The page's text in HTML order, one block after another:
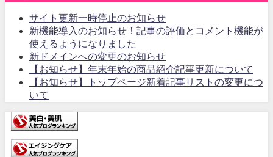
サイト更新一時停止のお知らせ
新機能導入のお知らせ！記事の評価とコメント機能が
使えるようになりました
新ドメインへの変更のお知らせ
【お知らせ】年末年始の商品紹介記事更新について
【お知らせ】トップページ新着記事リストの変更につ
いて